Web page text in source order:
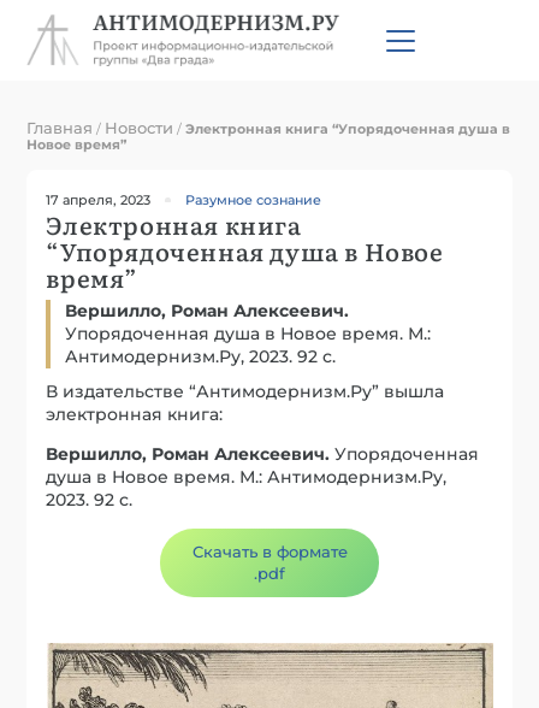
Главная / Новости /Электронная книга “Упорядоченная душа в
Новое время”
17 апреля, 2023 Разумное сознание
Электронная книга
“Упорядоченная душа в Новое
время”
Вершилло, Роман Алексеевич.
Упорядоченная душа в Новое время. М.:
Антимодернизм.Ру, 2023. 92 с.
В издательстве “Антимодернизм.Ру” вышла
электронная книга:
Вершилло, Роман Алексеевич. Упорядоченная
душа в Новое время. М.: Антимодернизм.Ру,
2023. 92 с.
Скачать в формате
.pdf